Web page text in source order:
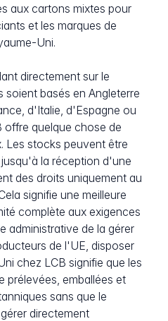
aux cartons mixtes pour
et les marques de
Uni.
directement sur le
soient basés en Angleterre
d'Italie, d'Espagne ou
offre quelque chose de
Les stocks peuvent être
la réception d'une
des droits uniquement au
signifie une meilleure
complète aux exigences
administrative de la gérer
de l'UE, disposer
chez LCB signifie que les
prélevées, emballées et
sans que le
directement